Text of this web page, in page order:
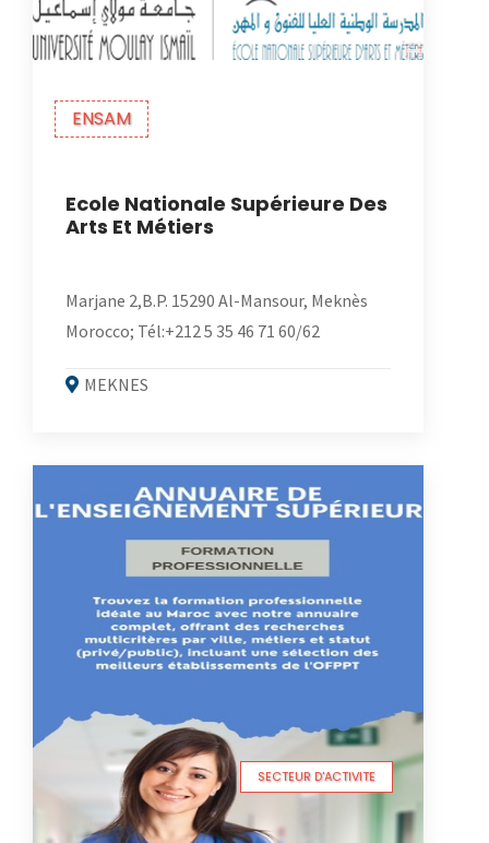
ENSAM
Ecole Nationale Supérieure Des
Arts Et Métiers
Marjane 2,B.P. 15290 Al-Mansour, Meknès
Morocco; Tél:+212 5 35 46 71 60/62
MEKNES
SECTEUR D'ACTIVITE